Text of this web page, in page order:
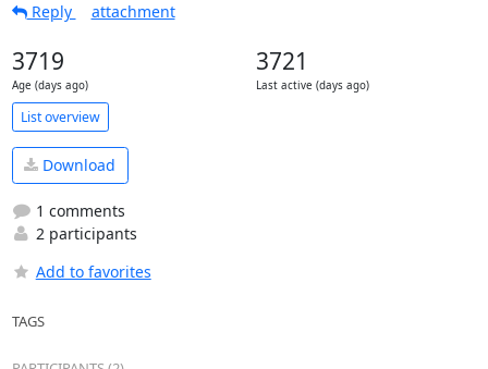
Reply
attachment
3719
Age (days ago)
3721
Last active (days ago)
List overview
Download
1 comments
2 participants
Add to favorites
TAGS